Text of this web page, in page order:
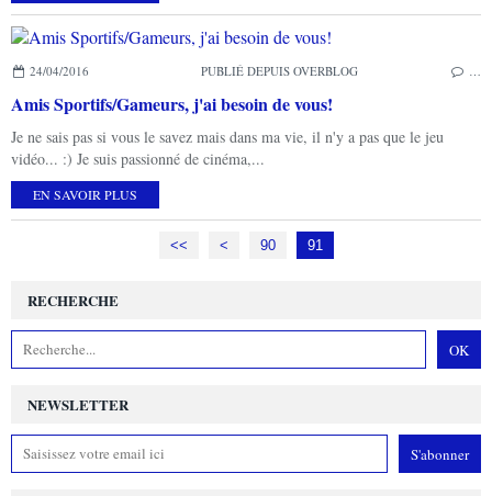
24/04/2016 PUBLIÉ DEPUIS OVERBLOG
Amis Sportifs/Gameurs, j'ai besoin de vous!
Je ne sais pas si vous le savez mais dans ma vie, il n'y a pas que le jeu
vidéo... :) Je suis passionné de cinéma,...
EN SAVOIR PLUS
<< < 10
20
30
40
50
60
70
80
90 91
NEWSLETTER
RECHERCHE